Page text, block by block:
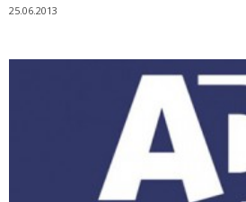
25.06.2013